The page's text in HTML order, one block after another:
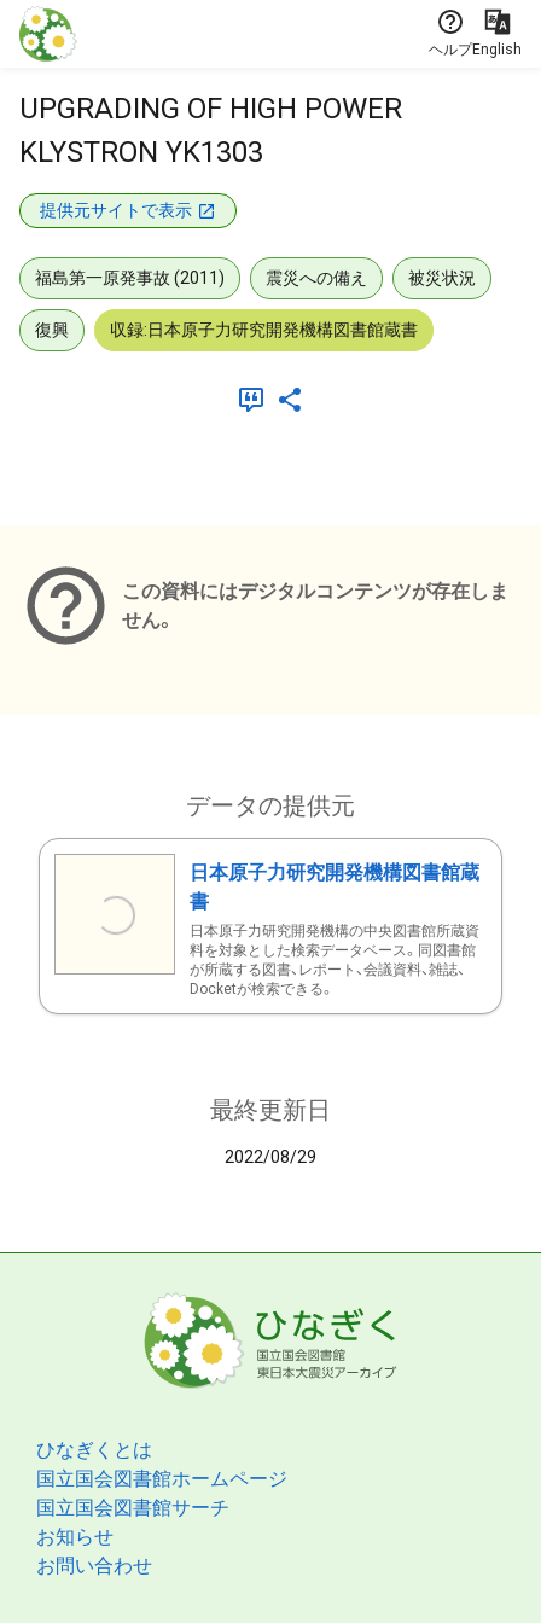
本文に飛ぶ
ヘルプEnglish
UPGRADING OF HIGH POWER
KLYSTRON YK1303
提供元サイトで表示
福島第一原発事故 (2011) 震災への備え 被災状況
復興 収録:日本原子力研究開発機構図書館蔵書
この資料にはデジタルコンテンツが存在しま
せん。
データの提供元
日本原子力研究開発機構図書館蔵
書
日本原子力研究開発機構の中央図書館所蔵資
料を対象とした検索データベース。同図書館
が所蔵する図書、レポート、会議資料、雑誌、
Docketが検索できる。
最終更新日
2022/08/29
ひなぎくとは
国立国会図書館ホームページ
国立国会図書館サーチ
お知らせ
お問い合わせ